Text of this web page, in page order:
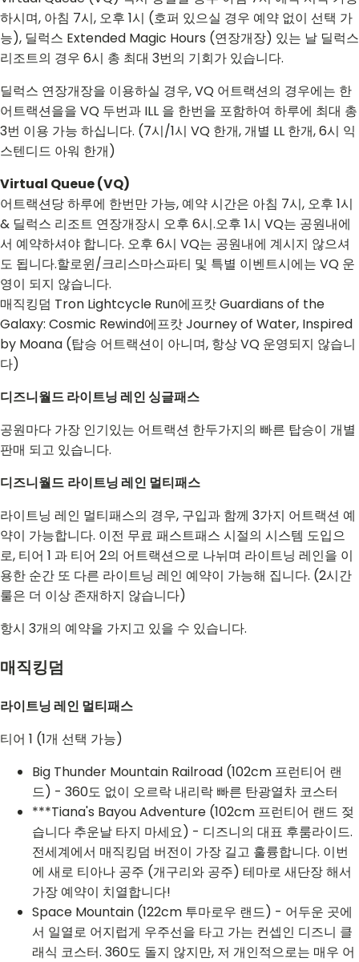
하시며, 아침 7시, 오후 1시 (호퍼 있으실 경우 예약 없이 선택 가
능), 딜럭스 Extended Magic Hours (연장개장) 있는 날 딜럭스
리조트의 경우 6시 총 최대 3번의 기회가 있습니다.
딜럭스 연장개장을 이용하실 경우, VQ 어트랙션의 경우에는 한
어트랙션을을 VQ 두번과 ILL 을 한번을 포함하여 하루에 최대 총
3번 이용 가능 하십니다. (7시/1시 VQ 한개, 개별 LL 한개, 6시 익
스텐디드 아워 한개)
Virtual Queue (VQ)
어트랙션당 하루에 한번만 가능, 예약 시간은 아침 7시, 오후 1시
& 딜럭스 리조트 연장개장시 오후 6시.오후 1시 VQ는 공원내에
서 예약하셔야 합니다. 오후 6시 VQ는 공원내에 계시지 않으셔
도 됩니다.할로윈/크리스마스파티 및 특별 이벤트시에는 VQ 운
영이 되지 않습니다.
매직킹덤 Tron Lightcycle Run에프캇 Guardians of the
Galaxy: Cosmic Rewind에프캇 Journey of Water, Inspired
by Moana (탑승 어트랙션이 아니며, 항상 VQ 운영되지 않습니
다)
디즈니월드 라이트닝 레인 싱글패스
공원마다 가장 인기있는 어트랙션 한두가지의 빠른 탑승이 개별
판매 되고 있습니다.
디즈니월드 라이트닝 레인 멀티패스
라이트닝 레인 멀티패스의 경우, 구입과 함께 3가지 어트랙션 예
약이 가능합니다. 이전 무료 패스트패스 시절의 시스템 도입으
로, 티어 1 과 티어 2의 어트랙션으로 나뉘며 라이트닝 레인을 이
용한 순간 또 다른 라이트닝 레인 예약이 가능해 집니다. (2시간
룰은 더 이상 존재하지 않습니다)
항시 3개의 예약을 가지고 있을 수 있습니다.
매직킹덤
라이트닝 레인 멀티패스
티어 1 (1개 선택 가능)
Big Thunder Mountain Railroad (102cm 프런티어 랜
드) - 360도 없이 오르락 내리락 빠른 탄광열차 코스터
***Tiana's Bayou Adventure (102cm 프런티어 랜드 젖
습니다 추운날 타지 마세요) - 디즈니의 대표 후룸라이드.
전세계에서 매직킹덤 버전이 가장 길고 훌륭합니다. 이번
에 새로 티아나 공주 (개구리와 공주) 테마로 새단장 해서
가장 예약이 치열합니다!
Space Mountain (122cm 투마로우 랜드) - 어두운 곳에
서 일열로 어지럽게 우주선을 타고 가는 컨셉인 디즈니 클
래식 코스터. 360도 돌지 않지만, 저 개인적으로는 매우 어